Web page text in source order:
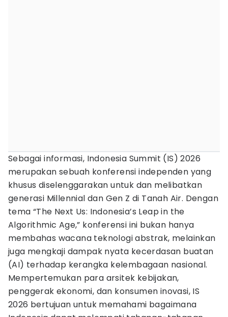
Sebagai informasi, Indonesia Summit (IS) 2026
merupakan sebuah konferensi independen yang
khusus diselenggarakan untuk dan melibatkan
generasi Millennial dan Gen Z di Tanah Air. Dengan
tema “The Next Us: Indonesia’s Leap in the
Algorithmic Age,” konferensi ini bukan hanya
membahas wacana teknologi abstrak, melainkan
juga mengkaji dampak nyata kecerdasan buatan
(AI) terhadap kerangka kelembagaan nasional.
Mempertemukan para arsitek kebijakan,
penggerak ekonomi, dan konsumen inovasi, IS
2026 bertujuan untuk memahami bagaimana